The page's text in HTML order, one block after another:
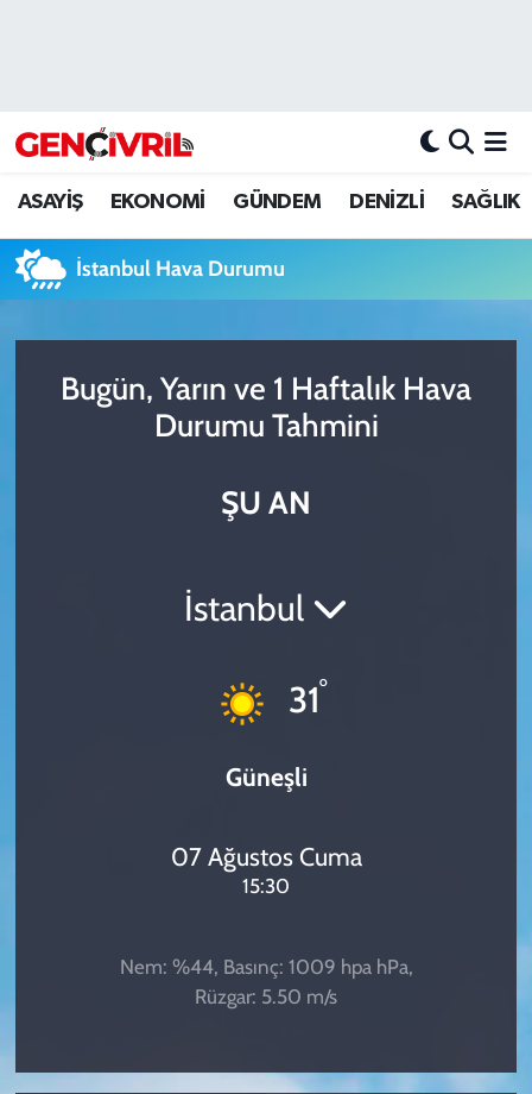
ASAYİŞ EKONOMİ GÜNDEM DENİZLİ SAĞLIK
İstanbul Hava Durumu
Bugün, Yarın ve 1 Haftalık Hava
Durumu Tahmini
ŞU AN
İstanbul
31°
Güneşli
07 Ağustos Cuma
15:30
Nem: %44, Basınç: 1009 hpa hPa,
Rüzgar: 5.50 m/s
DENİZLİ
EĞİTİM
EKONOMİ
ULUSAL
Merkezefendi Trafik Yoğunluk Haritası
Süper Lig Puan Durumu ve Fikstür
Tüm Manşetler
Haber Arşivi